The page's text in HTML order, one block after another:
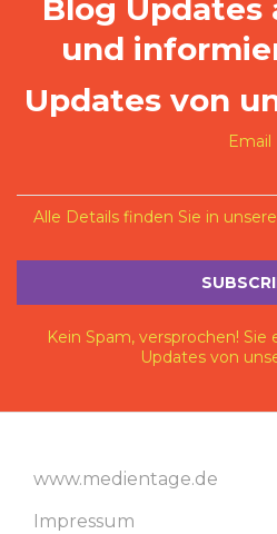
Blog Updates
und
Updates von
Email
Alle Details finden Sie in
Kein Spam, versprochen!
Updates von
www.medientage.de
Impressum